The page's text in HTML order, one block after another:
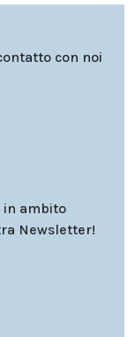
con noi
in ambito
Newsletter!